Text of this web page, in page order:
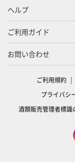
ヘルプ
ご利用ガイド
お問い合わせ
ご利用規約
プライバシ
酒類販売管理者標識